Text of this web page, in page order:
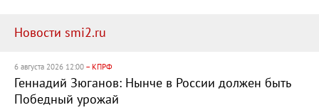
Новости smi2.ru
6 августа 2026 12:00 – КПРФ
Геннадий Зюганов: Нынче в России должен быть
Победный урожай